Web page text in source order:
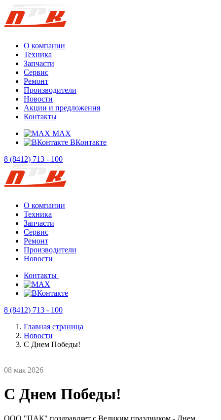
О компании
Техника
Запчасти
Сервис
Ремонт
Производители
Новости
Акции и предложения
Контакты
MAX
ВКонтакте
8 (8412) 713 - 100
О компании
Техника
Запчасти
Сервис
Ремонт
Производители
Новости
Контакты
8 (8412) 713 - 100
Главная страница
Новости
С Днем Победы!
08 мая 2026
С Днем Победы!
ООО "ПАК" поздравляет с Великим праздником - Днем